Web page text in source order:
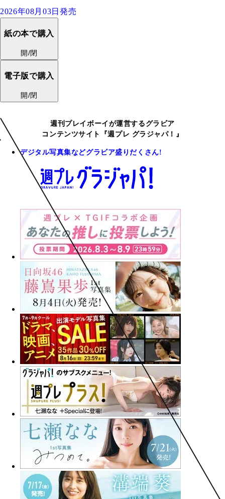
2026年08月03日発売
紙の本で購入
開/閉
電子版で購入
開/閉
週刊プレイボーイが運営するグラビア
コンテンツサイト『週プレ グラジャパ！』
デジタル写真集などグラビア盛りだくさん!